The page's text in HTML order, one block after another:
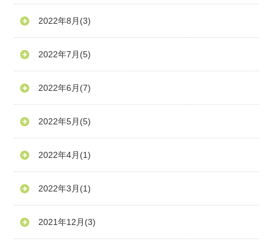
2022年8月 (3)
2022年7月 (5)
2022年6月 (7)
2022年5月 (5)
2022年4月 (1)
2022年3月 (1)
2021年12月 (3)